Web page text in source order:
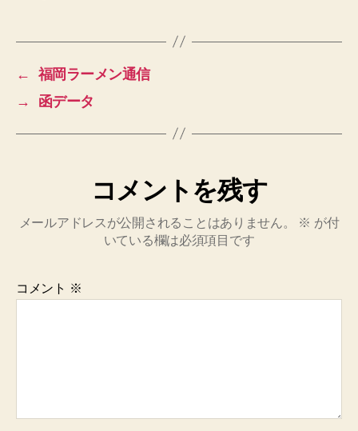
←
福岡ラーメン通信
→
函データ
コメントを残す
メールアドレスが公開されることはありません。 ※ が付
いている欄は必須項目です
コメント ※